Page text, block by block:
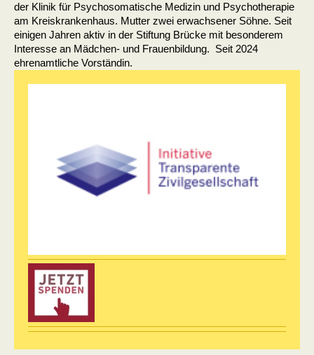
der Klinik für Psychosomatische Medizin und Psychotherapie
am Kreiskrankenhaus. Mutter zwei erwachsener Söhne. Seit
einigen Jahren aktiv in der Stiftung Brücke mit besonderem
Interesse an Mädchen- und Frauenbildung. Seit 2024
ehrenamtliche Vorständin.